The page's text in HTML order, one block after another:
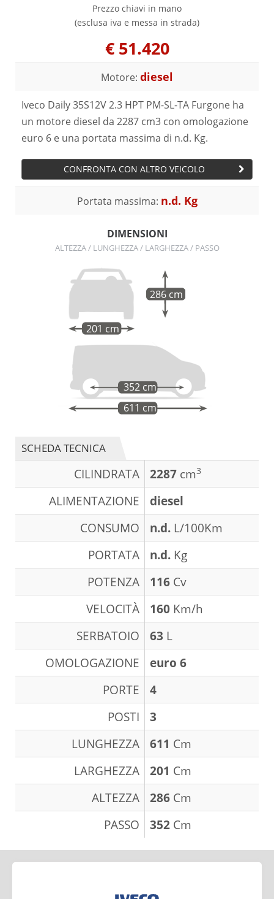
Prezzo chiavi in mano
(esclusa iva e messa in strada)
€ 51.420
Motore: diesel
Iveco Daily 35S12V 2.3 HPT PM-SL-TA Furgone ha
un motore diesel da 2287 cm3 con omologazione
euro 6 e una portata massima di n.d. Kg.
CONFRONTA CON ALTRO VEICOLO
Portata massima: n.d. Kg
DIMENSIONI
ALTEZZA / LUNGHEZZA / LARGHEZZA / PASSO
201 cm
286 cm
611 cm
352 cm
SCHEDA TECNICA
CILINDRATA 2287 cm3
ALIMENTAZIONE
diesel
CONSUMO
n.d. L/100Km
PORTATA
n.d. Kg
POTENZA
116 Cv
VELOCITÀ
160 Km/h
SERBATOIO
63 L
OMOLOGAZIONE
euro 6
PORTE
4
POSTI
3
LUNGHEZZA
611 Cm
LARGHEZZA
201 Cm
ALTEZZA
286 Cm
PASSO
352 Cm